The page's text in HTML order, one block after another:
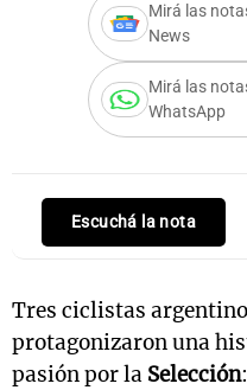
Mirá las
News
Mirá las
WhatsApp
Escuchá la nota
Tres ciclistas
protagonizaron una
pasión por la Selección